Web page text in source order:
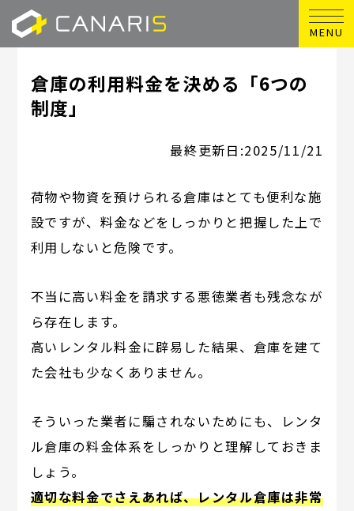
MENU
倉庫の利用料金を決める「6つの
制度」
最終更新日:2025/11/21
荷物や物資を預けられる倉庫はとても便利な施
設ですが、料金などをしっかりと把握した上で
利用しないと危険です。
不当に高い料金を請求する悪徳業者も残念なが
ら存在します。
高いレンタル料金に辟易した結果、倉庫を建て
た会社も少なくありません。
そういった業者に騙されないためにも、レンタ
ル倉庫の料金体系をしっかりと理解しておきま
しょう。
適切な料金でさえあれば、レンタル倉庫は非常